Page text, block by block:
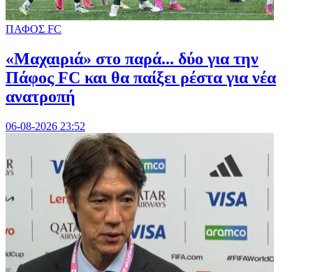
ΠΑΦΟΣ FC
«Μαχαιριά» στο παρά... δύο για την
Πάφος FC και θα παίξει ρέστα για νέα
ανατροπή
06-08-2026 23:52